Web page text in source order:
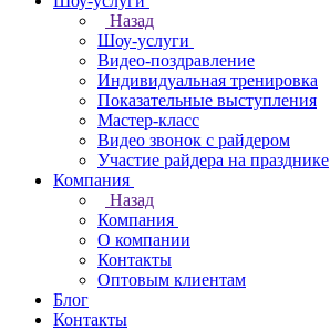
Назад
Шоу-услуги
Видео-поздравление
Индивидуальная тренировка
Показательные выступления
Мастер-класс
Видео звонок с райдером
Участие райдера на празднике
Компания
Назад
Компания
О компании
Контакты
Оптовым клиентам
Блог
Контакты